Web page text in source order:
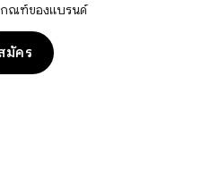
ณฑ์ของแบรนด์
มัคร